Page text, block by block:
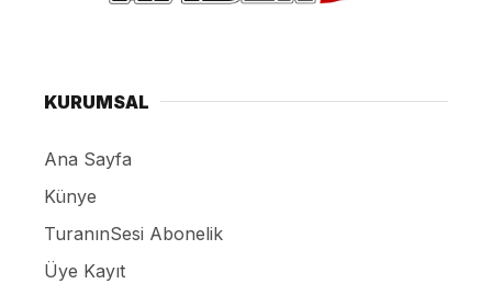
KURUMSAL
Ana Sayfa
Künye
TuranınSesi Abonelik
Üye Kayıt